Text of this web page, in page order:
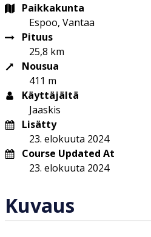
Paikkakunta
Espoo, Vantaa
Pituus
25,8 km
Nousua
411 m
Käyttäjältä
Jaaskis
Lisätty
23. elokuuta 2024
Course Updated At
23. elokuuta 2024
Kuvaus